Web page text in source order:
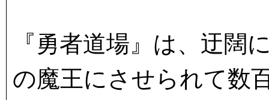
『勇者道場』は、迂闊
の魔王にさせられて数